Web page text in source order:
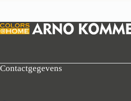
Contactgegevens